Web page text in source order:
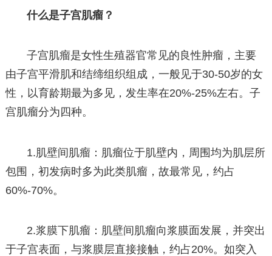
什么是子宫肌瘤？
子宫肌瘤是女性生殖器官常见的良性肿瘤，主要
由子宫平滑肌和结缔组织组成，一般见于30-50岁的女
性，以育龄期最为多见，发生率在20%-25%左右。子
宫肌瘤分为四种。
1.肌壁间肌瘤：肌瘤位于肌壁内，周围均为肌层所
包围，初发病时多为此类肌瘤，故最常见，约占
60%-70%。
2.浆膜下肌瘤：肌壁间肌瘤向浆膜面发展，并突出
于子宫表面，与浆膜层直接接触，约占20%。如突入